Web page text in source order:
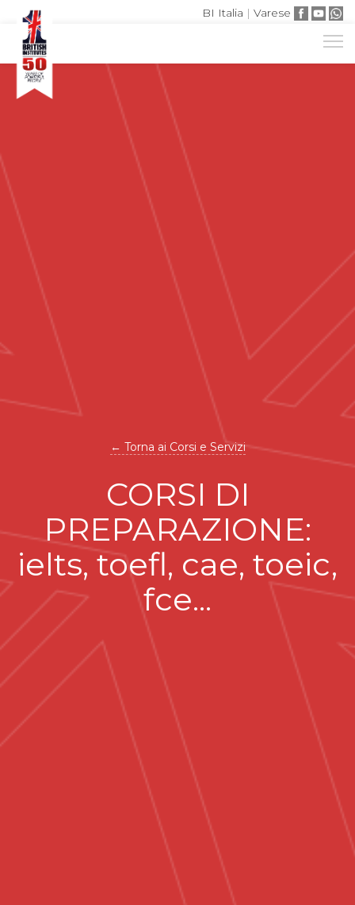
BI Italia | Varese
← Torna ai Corsi e Servizi
CORSI DI
PREPARAZIONE:
ielts, toefl, cae, toeic,
fce...